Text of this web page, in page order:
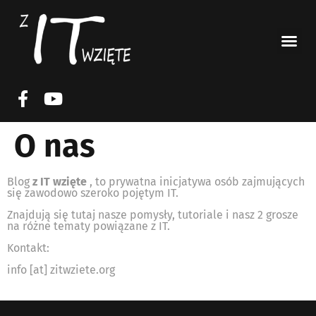
O nas
Blog z IT wzięte , to prywatna inicjatywa osób zajmujących
się zawodowo szeroko pojętym IT.
Znajdują się tutaj nasze pomysły, tutoriale i nasz 2 grosze
na różne tematy powiązane z IT.
Kontakt:
info [at] zitwziete.org